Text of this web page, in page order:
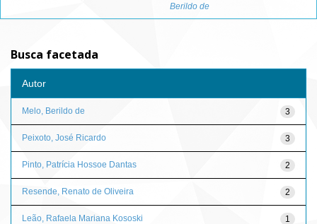
Berildo de
Busca facetada
Autor
3
Melo, Berildo de
3
Peixoto, José Ricardo
2
Pinto, Patrícia Hossoe Dantas
2
Resende, Renato de Oliveira
1
Leão, Rafaela Mariana Kososki